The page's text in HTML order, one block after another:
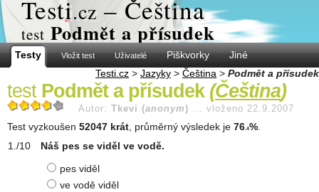
Testi.cz – Čeština
test Podmět a přísudek
Testy Vložit test Uživatelé Piškvorky
Jiné
Testi.cz > Jazyky > Čeština > Podmět a přísudek
test Podmět a přísudek (Čeština)
Autor: Tkevi (anonym ) ... vloženo 22.9.2007
Test vyzkoušen 52047 krát , průměrný výsledek je 76 .4%
Náš pes se viděl ve vodě.
pes viděl
ve vodě viděl